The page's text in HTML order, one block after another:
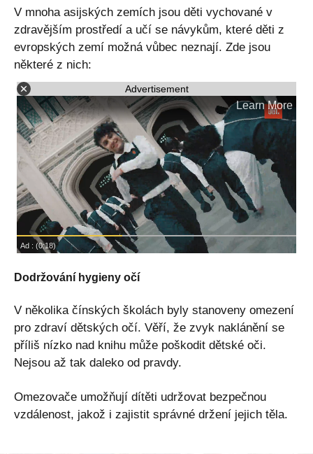
V mnoha asijských zemích jsou děti vychované v
zdravějším prostředí a učí se návykům, které děti z
evropských zemí možná vůbec neznají. Zde jsou
některé z nich:
Advertisement
Dodržování hygieny očí
V několika čínských školách byly stanoveny omezení
pro zdraví dětských očí. Věří, že zvyk naklánění se
příliš nízko nad knihu může poškodit dětské oči.
Nejsou až tak daleko od pravdy.
Omezovače umožňují dítěti udržovat bezpečnou
vzdálenost, jakož i zajistit správné držení jejich těla.